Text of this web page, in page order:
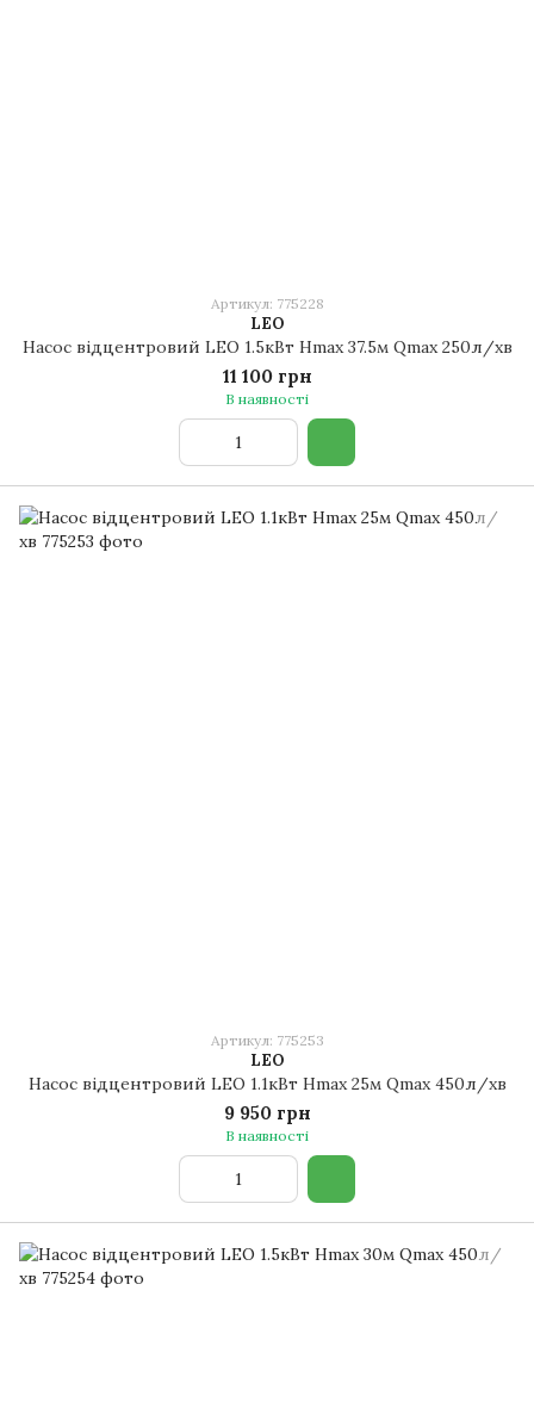
Артикул: 775228
LEO
Насос відцентровий LEO 1.5кВт Hmax 37.5м Qmax 250л/хв
11 100 грн
В наявності
Артикул: 775253
LEO
Насос відцентровий LEO 1.1кВт Hmax 25м Qmax 450л/хв
9 950 грн
В наявності